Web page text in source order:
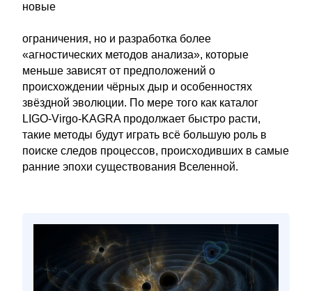
новые
ограничения, но и разработка более
«агностических методов анализа», которые
меньше зависят от предположений о
происхождении чёрных дыр и особенностях
звёздной эволюции. По мере того как каталог
LIGO-Virgo-KAGRA продолжает быстро расти,
такие методы будут играть всё большую роль в
поиске следов процессов, происходивших в самые
ранние эпохи существования Вселенной.